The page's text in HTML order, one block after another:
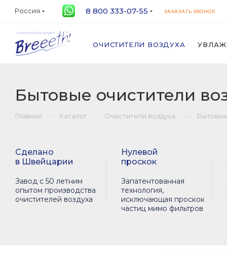
Россия 8 800 333-07-55 ЗАКАЗАТЬ ЗВОНОК
ОЧИСТИТЕЛИ ВОЗДУХА
Бытовые очистители
Главная Каталог Очистители воздуха
Сделано
в Швейцарии
Завод с 50 летним
опытом производства
очистителей воздуха
Нулевой
проскок
Запатентованная
технология,
исключающая проскок
частиц мимо фильтров